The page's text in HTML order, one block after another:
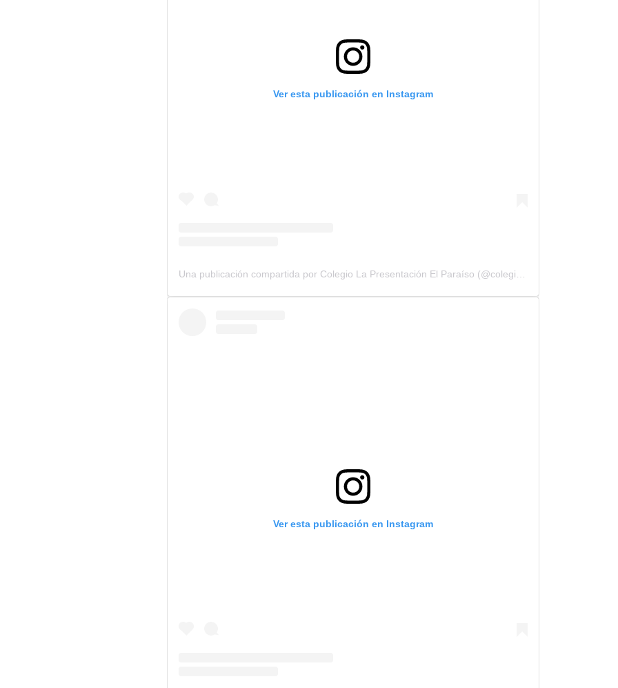
Ver esta publicación en Instagram
Una publicación compartida por Colegio La Presentación El Paraíso (@colegioelparaisolapresentacion)
Ver esta publicación en Instagram